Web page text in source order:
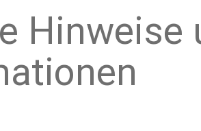
Hinweise